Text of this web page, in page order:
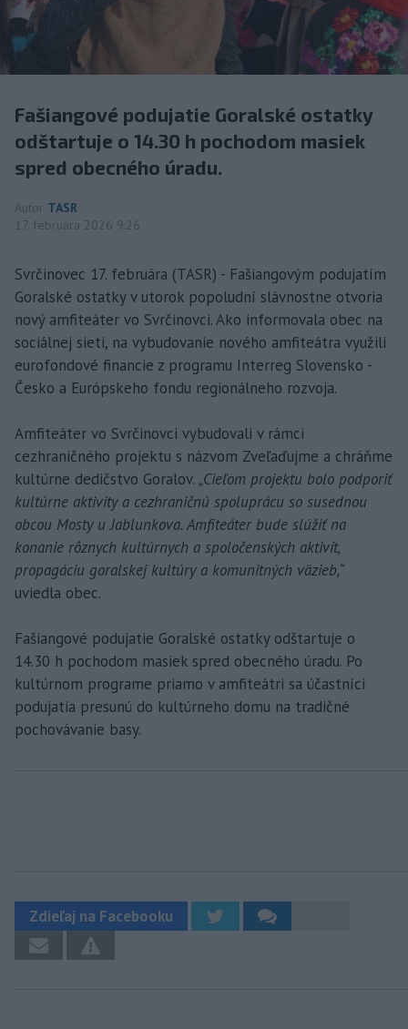
Fašiangové podujatie Goralské ostatky
odštartuje o 14.30 h pochodom masiek
spred obecného úradu.
Autor TASR
17. februára 2026 9:26
Svrčinovec 17. februára (TASR) - Fašiangovým podujatím
Goralské ostatky v utorok popoludní slávnostne otvoria
nový amfiteáter vo Svrčinovci. Ako informovala obec na
sociálnej sieti, na vybudovanie nového amfiteátra využili
eurofondové financie z programu Interreg Slovensko -
Česko a Európskeho fondu regionálneho rozvoja.
Amfiteáter vo Svrčinovci vybudovali v rámci
cezhraničného projektu s názvom Zveľaďujme a chráňme
kultúrne dedičstvo Goralov. „Cieľom projektu bolo podporiť
kultúrne aktivity a cezhraničnú spoluprácu so susednou
obcou Mosty u Jablunkova. Amfiteáter bude slúžiť na
konanie rôznych kultúrnych a spoločenských aktivít,
propagáciu goralskej kultúry a komunitných väzieb,“
uviedla obec.
Fašiangové podujatie Goralské ostatky odštartuje o
14.30 h pochodom masiek spred obecného úradu. Po
kultúrnom programe priamo v amfiteátri sa účastníci
podujatia presunú do kultúrneho domu na tradičné
pochovávanie basy.
Zdieľaj na Facebooku